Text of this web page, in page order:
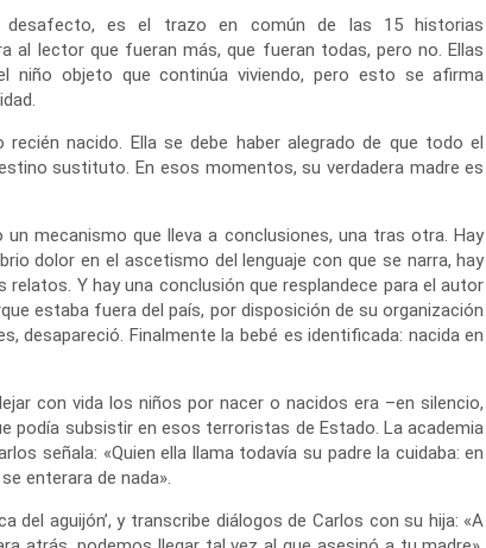
es el trazo en común de las 15 historias
al lector que fueran más, que fueran todas, pero no. Ellas
niño objeto que continúa viviendo, pero esto se afirma
nacido. Ella se debe haber alegrado de que todo el
sustituto. En esos momentos, su verdadera madre es
mecanismo que lleva a conclusiones, una tras otra. Hay
dolor en el ascetismo del lenguaje con que se narra, hay
Y hay una conclusión que resplandece para el autor
estaba fuera del país, por disposición de su organización
desapareció. Finalmente la bebé es identificada: nacida en
con vida los niños por nacer o nacidos era –en silencio,
podía subsistir en esos terroristas de Estado. La academia
señala: «Quien ella llama todavía su padre la cuidaba: en
enterara de nada».
del aguijón’, y transcribe diálogos de Carlos con su hija: «A